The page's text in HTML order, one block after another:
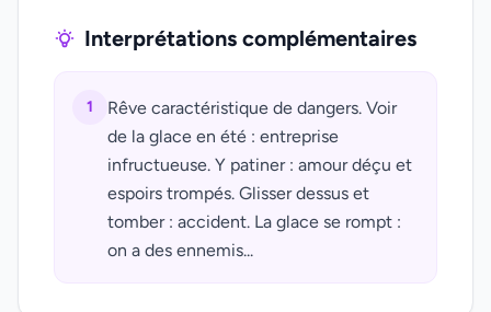
Interprétations complémentaires
1
Rêve caractéristique de dangers. Voir
de la glace en été : entreprise
infructueuse. Y patiner : amour déçu et
espoirs trompés. Glisser dessus et
tomber : accident. La glace se rompt :
on a des ennemis...